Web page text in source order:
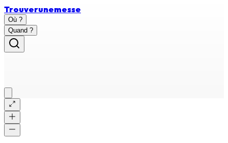
Trouverunemesse
Où ?
Quand ?